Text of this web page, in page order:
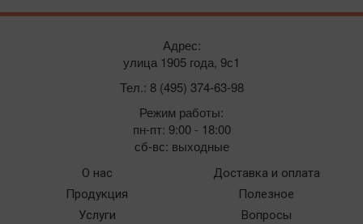
О нас
Продукция
Услуги
Доставка и оплата
Полезное
Вопросы
Адрес:
улица 1905 года, 9с1
Тел.: 8 (495) 374-63-98
Режим работы:
пн-пт: 9:00 - 18:00
сб-вс: выходные